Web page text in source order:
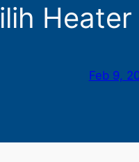
Feb 9,